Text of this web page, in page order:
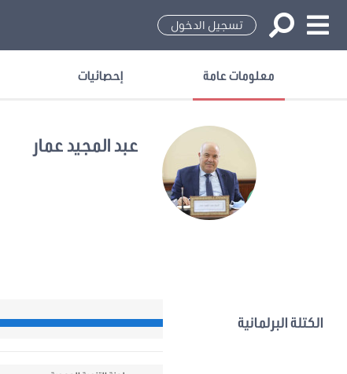
تسجيل الدخول
معلومات عامة إحصائيات
عبد المجيد عمار
الكتلة البرلمانية